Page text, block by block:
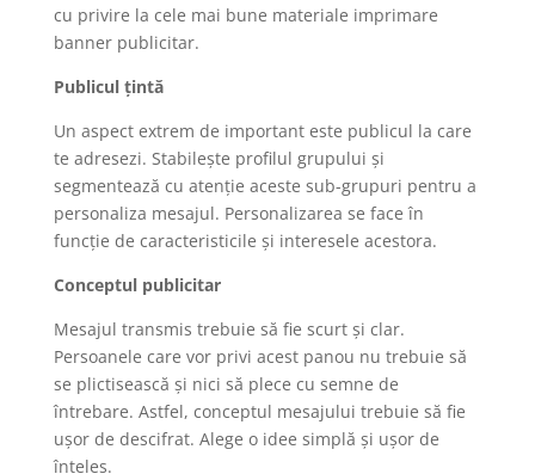
cu privire la cele mai bune materiale imprimare
banner publicitar.
Publicul țintă
Un aspect extrem de important este publicul la care
te adresezi. Stabilește profilul grupului și
segmentează cu atenție aceste sub-grupuri pentru a
personaliza mesajul. Personalizarea se face în
funcție de caracteristicile și interesele acestora.
Conceptul publicitar
Mesajul transmis trebuie să fie scurt și clar.
Persoanele care vor privi acest panou nu trebuie să
se plictisească și nici să plece cu semne de
întrebare. Astfel, conceptul mesajului trebuie să fie
ușor de descifrat. Alege o idee simplă și ușor de
înțeles.